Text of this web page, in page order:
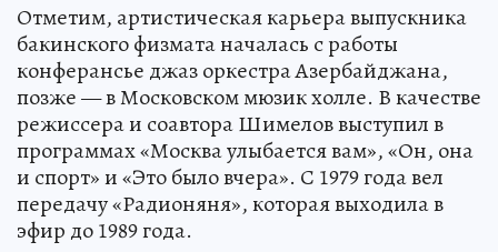
Отметим, артистическая карьера выпускника
бакинского физмата началась с работы
конферансье джаз оркестра Азербайджана,
позже — в Московском мюзик холле. В качестве
режиссера и соавтора Шимелов выступил в
программах «Москва улыбается вам», «Он, она
и спорт» и «Это было вчера». С 1979 года вел
передачу «Радионяня», которая выходила в
эфир до 1989 года.